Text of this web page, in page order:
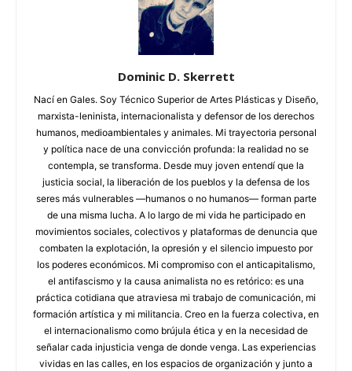
Dominic D. Skerrett
Nací en Gales. Soy Técnico Superior de Artes Plásticas y Diseño,
marxista-leninista, internacionalista y defensor de los derechos
humanos, medioambientales y animales. Mi trayectoria personal
y política nace de una convicción profunda: la realidad no se
contempla, se transforma. Desde muy joven entendí que la
justicia social, la liberación de los pueblos y la defensa de los
seres más vulnerables —humanos o no humanos— forman parte
de una misma lucha. A lo largo de mi vida he participado en
movimientos sociales, colectivos y plataformas de denuncia que
combaten la explotación, la opresión y el silencio impuesto por
los poderes económicos. Mi compromiso con el anticapitalismo,
el antifascismo y la causa animalista no es retórico: es una
práctica cotidiana que atraviesa mi trabajo de comunicación, mi
formación artística y mi militancia. Creo en la fuerza colectiva, en
el internacionalismo como brújula ética y en la necesidad de
señalar cada injusticia venga de donde venga. Las experiencias
vividas en las calles, en los espacios de organización y junto a